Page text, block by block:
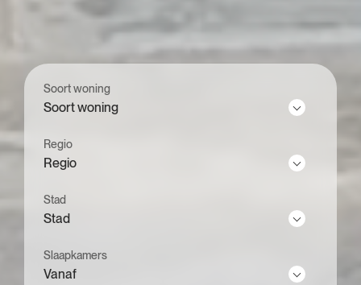
Soort woning
Soort woning
Regio
Regio
Stad
Stad
Slaapkamers
Vanaf